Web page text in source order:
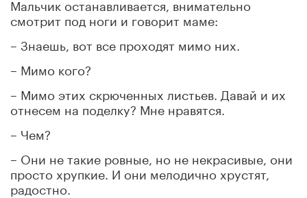
Мальчик останавливается, внимательно
смотрит под ноги и говорит маме:
– Знаешь, вот все проходят мимо них.
– Мимо кого?
– Мимо этих скрюченных листьев. Давай и их
отнесем на поделку? Мне нравятся.
– Чем?
– Они не такие ровные, но не некрасивые, они
просто хрупкие. И они мелодично хрустят,
радостно.